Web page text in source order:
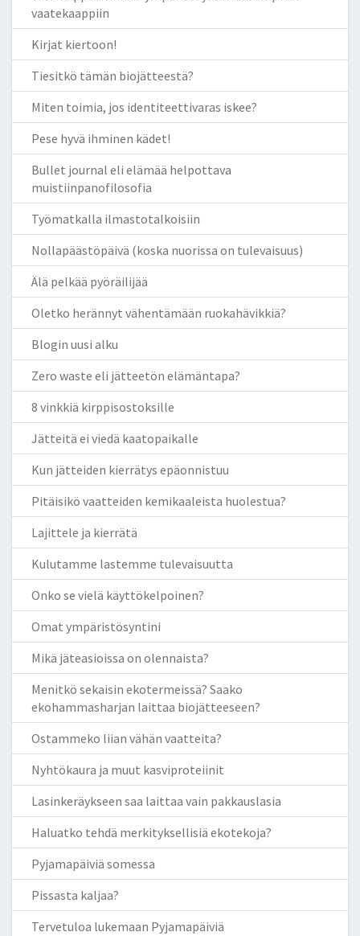
vaatekaappiin
Kirjat kiertoon!
Tiesitkö tämän biojätteestä?
Miten toimia, jos identiteettivaras iskee?
Pese hyvä ihminen kädet!
Bullet journal eli elämää helpottava
muistiinpanofilosofia
Työmatkalla ilmastotalkoisiin
Nollapäästöpäivä (koska nuorissa on tulevaisuus)
Älä pelkää pyöräilijää
Oletko herännyt vähentämään ruokahävikkiä?
Blogin uusi alku
Zero waste eli jätteetön elämäntapa?
8 vinkkiä kirppisostoksille
Jätteitä ei viedä kaatopaikalle
Kun jätteiden kierrätys epäonnistuu
Pitäisikö vaatteiden kemikaaleista huolestua?
Lajittele ja kierrätä
Kulutamme lastemme tulevaisuutta
Onko se vielä käyttökelpoinen?
Omat ympäristösyntini
Mikä jäteasioissa on olennaista?
Menitkö sekaisin ekotermeissä? Saako
ekohammasharjan laittaa biojätteeseen?
Ostammeko liian vähän vaatteita?
Nyhtökaura ja muut kasviproteiinit
Lasinkeräykseen saa laittaa vain pakkauslasia
Haluatko tehdä merkityksellisiä ekotekoja?
Pyjamapäiviä somessa
Pissasta kaljaa?
Tervetuloa lukemaan Pyjamapäiviä